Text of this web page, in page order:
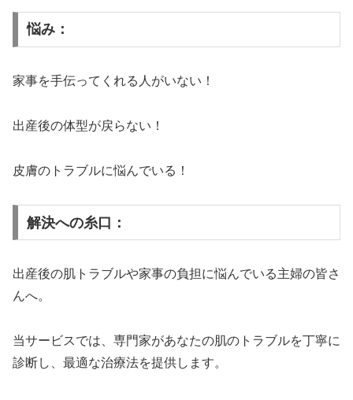
悩み：
家事を手伝ってくれる人がいない！
出産後の体型が戻らない！
皮膚のトラブルに悩んでいる！
解決への糸口：
出産後の肌トラブルや家事の負担に悩んでいる主婦の皆さ
んへ。
当サービスでは、専門家があなたの肌のトラブルを丁寧に
診断し、最適な治療法を提供します。